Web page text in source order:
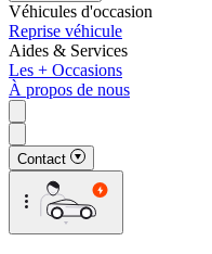
Véhicules d'occasion
Reprise véhicule
Aides & Services
Les + Occasions
À propos de nous
Contact